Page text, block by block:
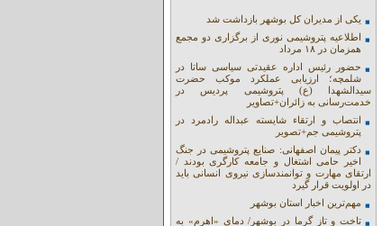
یکی از مدیران کل بوشهر بازداشت شد
اطلاعیه پتروشیمی نوری از برگزاری دو مجمع
همزمان در ۱۸ مرداد
حضور رئیس اداره عقیدتی سیاسی ساتا در
شلمچه؛ ارزیابی عملکرد موکب حضرت
سیدالشهدا (ع) پتروشیمی پردیس در
خدمت‌رسانی به زائران+تصاویر
انتصاب و ارتقاء شایسته عبداله رادمرد در
پتروشیمی جم+تصویر
دکتر پیمان اصفهانی: صنایع پتروشیمی در جنگ
اخیر حامی اشتغال و جامعه کارگری بودند /
ارتقای مهارت و توانمندسازی نیروی انسانی باید
در اولویت قرار گیرد
مهم‌ترین اخبار استان بوشهر
تاخت و تاز گرما در بوشهر/ دمای «اهرم» به